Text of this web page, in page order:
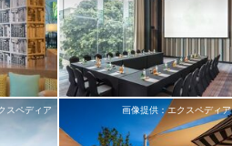
スペディア 画像提供：エクスペディア